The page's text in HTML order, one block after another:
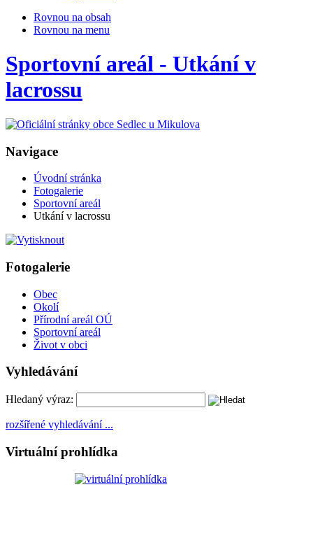
Rovnou na obsah
Rovnou na menu
Sportovní areál - Utkání v
lacrossu
Navigace
Úvodní stránka
Fotogalerie
Sportovní areál
Utkání v lacrossu
Fotogalerie
Obec
Okolí
Přírodní areál OÚ
Sportovní areál
Život v obci
Vyhledávání
Hledaný výraz:
rozšířené vyhledávání ...
Virtuální prohlídka